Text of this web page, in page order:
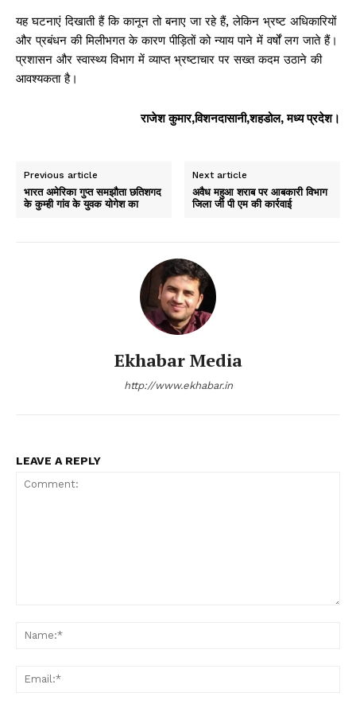
यह घटनाएं दिखाती हैं कि कानून तो बनाए जा रहे हैं, लेकिन भ्रष्ट अधिकारियों
और प्रबंधन की मिलीभगत के कारण पीड़ितों को न्याय पाने में वर्षों लग जाते हैं।
प्रशासन और स्वास्थ्य विभाग में व्याप्त भ्रष्टाचार पर सख्त कदम उठाने की
आवश्यकता है।
राजेश कुमार,विशनदासानी,शहडोल, मध्य प्रदेश।
Previous article
भारत अमेरिका गुप्त समझौता छतिशगद
के कुम्ही गांव के युवक योगेश का
Next article
अवैध महुआ शराब पर आबकारी विभाग
जिला जी पी एम की कार्रवाई
Ekhabar Media
http://www.ekhabar.in
LEAVE A REPLY